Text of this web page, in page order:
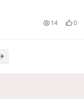
14 0